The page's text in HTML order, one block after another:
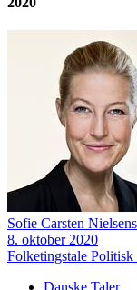
Sofie Carsten
8. oktober 2020
Folketingstale Politisk